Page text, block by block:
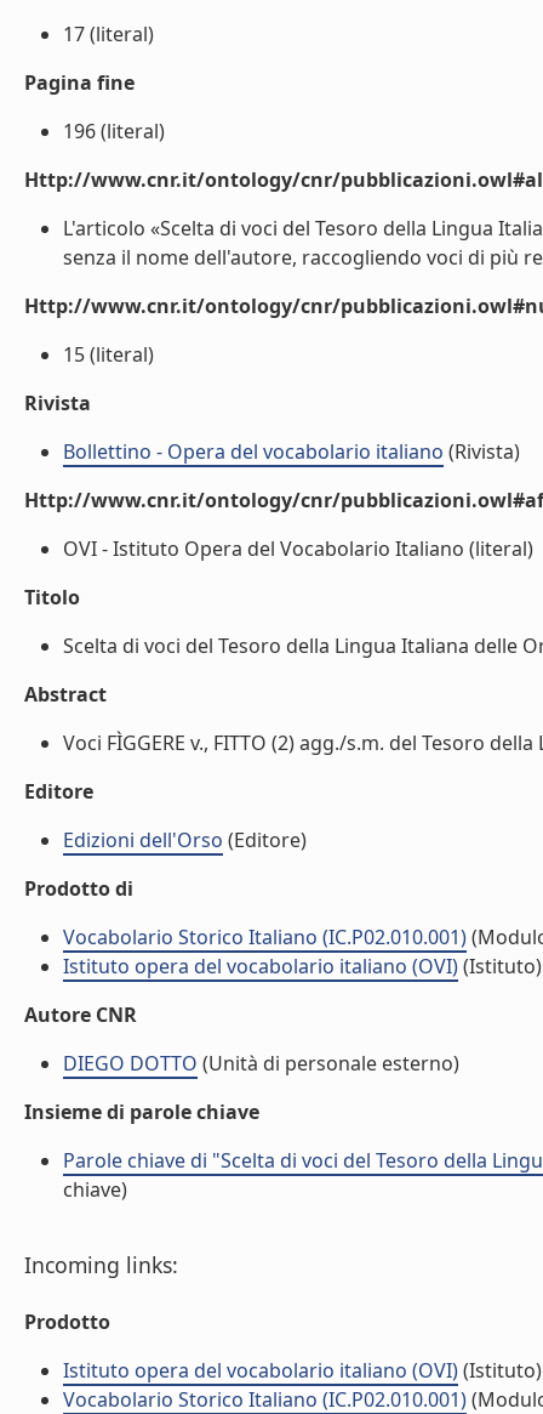
17 (literal)
Pagina fine
196 (literal)
Http://www.cnr.it/ontology/cnr/
L'articolo «Scelta di voci del Tesoro della Lingua
senza il nome dell'autore, raccogliendo voci di più
Http://www.cnr.it/ontology/cnr/
15 (literal)
Rivista
Bollettino - Opera del vocabolario italiano (Rivista)
Http://www.cnr.it/ontology/cnr/
OVI - Istituto Opera del Vocabolario Italiano (literal)
Titolo
Scelta di voci del Tesoro della Lingua Italiana delle
Abstract
Voci FÌGGERE v., FITTO (2) agg./s.m. del Tesoro
Editore
Edizioni dell'Orso (Editore)
Prodotto di
Vocabolario Storico Italiano (IC.P02.010.001)
Istituto opera del vocabolario italiano (OVI)(Istituto)
Autore CNR
DIEGO DOTTO (Unità di personale esterno)
Insieme di parole chiave
Parole chiave di "Scelta di voci del Tesoro della
chiave)
Incoming links:
Prodotto
Istituto opera del vocabolario italiano (OVI)(Istituto)
Vocabolario Storico Italiano (IC.P02.010.001)